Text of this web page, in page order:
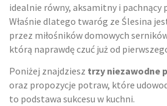
idealnie równy, aksamitny i pachnący
Właśnie dlatego twaróg ze Ślesina
przez miłośników domowych
którą naprawdę czuć już od
Poniżej znajdziesz trzy niezawodne
oraz propozycje potraw, które
to podstawa sukcesu w kuchni.